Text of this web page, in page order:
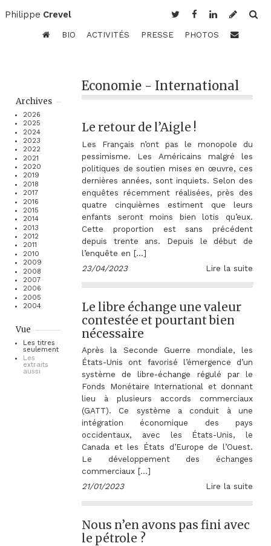
Philippe Crevel
BIO ACTIVITÉS PRESSE PHOTOS
Archives
2026
2025
2024
2023
2022
2021
2020
2019
2018
2017
2016
2015
2014
2013
2012
2011
2010
2009
2008
2007
2006
2005
2004
Vue
Les titres
seulement
Les
extraits
aussi
Economie - International
Le retour de l’Aigle !
Les Français n’ont pas le monopole du
pessimisme. Les Américains malgré les
politiques de soutien mises en œuvre, ces
dernières années, sont inquiets. Selon des
enquêtes récemment réalisées, près des
quatre cinquièmes estiment que leurs
enfants seront moins bien lotis qu’eux.
Cette proportion est sans précédent
depuis trente ans. Depuis le début de
l’enquête en […]
23/04/2023
Lire la suite
Le libre échange une valeur
contestée et pourtant bien
nécessaire
Après la Seconde Guerre mondiale, les
États-Unis ont favorisé l’émergence d’un
système de libre-échange régulé par le
Fonds Monétaire International et donnant
lieu à plusieurs accords commerciaux
(GATT). Ce système a conduit à une
intégration économique des pays
occidentaux, avec les États-Unis, le
Canada et les États d’Europe de l’Ouest.
Le développement des échanges
commerciaux […]
21/01/2023
Lire la suite
Nous n’en avons pas fini avec
le pétrole ?